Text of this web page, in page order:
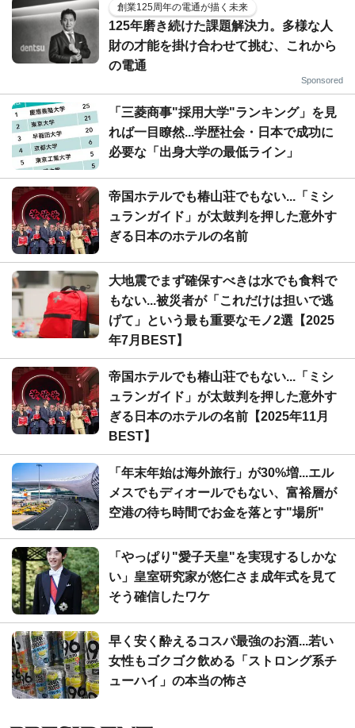
創業125周年の電通が描く未来
125年磨き続けた課題解決力。多様な人
財の才能を掛け合わせて挑む、これから
の電通
Sponsored
「三菱商事"採用大学"ランキング」を見
れば一目瞭然...学歴社会・日本で成功に
必要な「出身大学の最低ライン」
帝国ホテルでも椿山荘でもない...「ミシ
ュランガイド」が太鼓判を押した意外す
ぎる日本のホテルの名前
大地震でまず確保すべきは水でも食料で
もない...被災者が「これだけは担いで逃
げて」という最も重要なモノ2選【2025
年7月BEST】
帝国ホテルでも椿山荘でもない...「ミシ
ュランガイド」が太鼓判を押した意外す
ぎる日本のホテルの名前【2025年11月
BEST】
「年末年始は海外旅行」が30%増...エル
メスでもディオールでもない、富裕層が
空港の待ち時間でお金を落とす"場所"
「やっぱり"愛子天皇"を実現するしかな
い」皇室研究家が悠仁さま成年式を見て
そう確信したワケ
早く安く酔えるコスパ最強のお酒...若い
女性もゴクゴク飲める「ストロング系チ
ューハイ」の本当の怖さ